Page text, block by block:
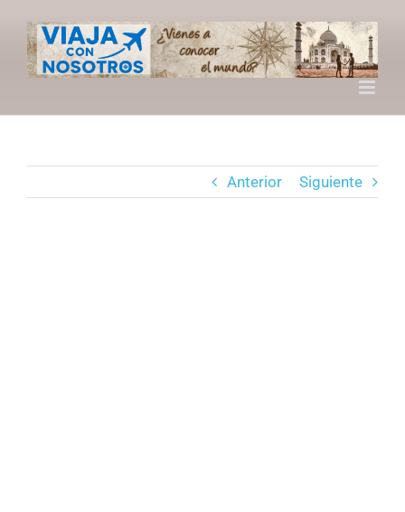
contenido
Anterior Siguiente